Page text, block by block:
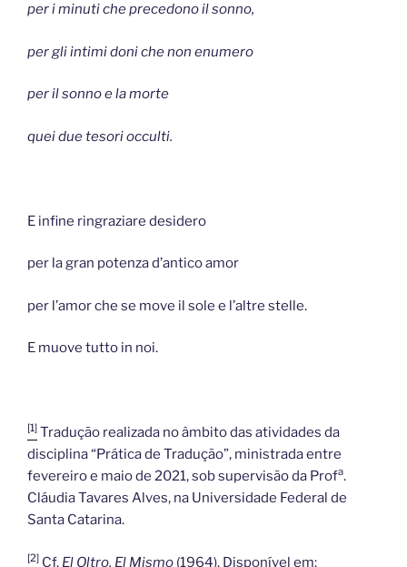
per i minuti che precedono il sonno,
per gli intimi doni che non enumero
per il sonno e la morte
quei due tesori occulti.
E infine ringraziare desidero
per la gran potenza d’antico amor
per l’amor che se move il sole e l’altre stelle.
E muove tutto in noi.
[1] Tradução realizada no âmbito das atividades da
disciplina “Prática de Tradução”, ministrada entre
fevereiro e maio de 2021, sob supervisão da Profa.
Cláudia Tavares Alves, na Universidade Federal de
Santa Catarina.
[2] Cf. El Oltro, El Mismo (1964). Disponível em: